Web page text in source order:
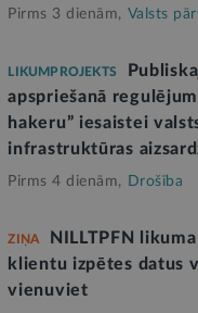
Pirms 3 dienām, Valsts
LIKUMPROJEKTS
apspriešanā
hakeru” iesaistei
infrastruktūras
Pirms 4 dienām, Drošība
ZIŅA
NILLTPFN
klientu izpētes datus
vienuviet